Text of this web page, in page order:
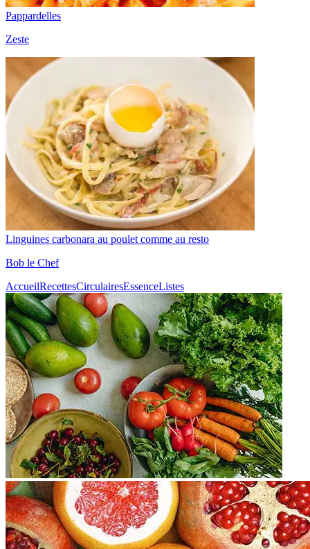
Pappardelles
Zeste
Linguines carbonara au poulet comme au resto
Bob le Chef
AccueilRecettesCirculairesEssenceListes